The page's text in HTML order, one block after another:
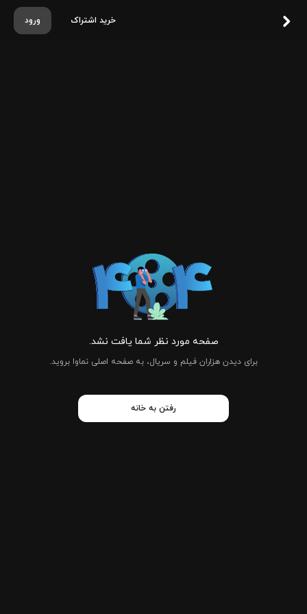
ورود خرید اشتراک
صفحه مورد نظر شما یافت نشد.
برای دیدن هزاران فیلم و سریال، به صفحه اصلی نماوا بروید.
رفتن به خانه